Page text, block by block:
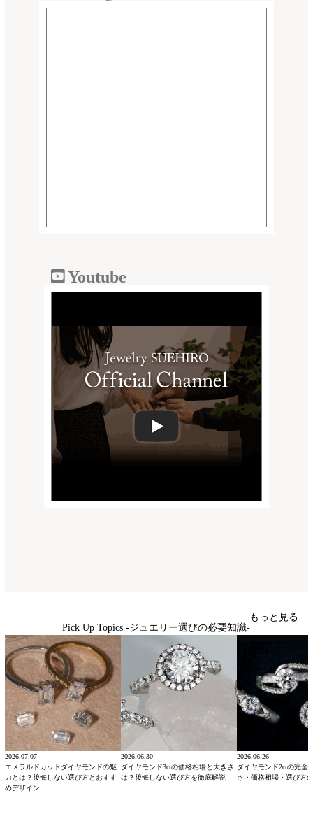
Youtube
Pick Up Topics -ジュエリー選びの必要知識-
もっと見る
2026.07.07
エメラルドカットダイヤモンドの魅
力とは？後悔しない選び方とおすす
めデザイン
2026.06.30
ダイヤモンド3ctの価格相場と大きさ
は？後悔しない選び方を徹底解説
2026.06.26
ダイヤモンド2ctの完全
さ・価格相場・選び方